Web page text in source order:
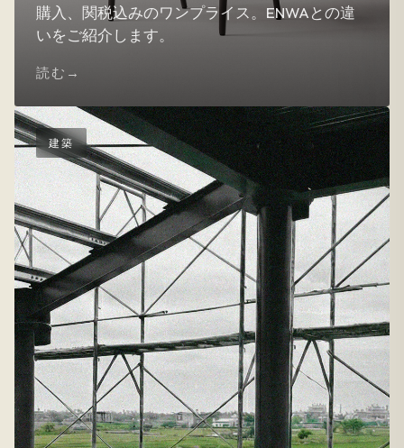
購入、関税込みのワンプライス。ENWAとの違
いをご紹介します。
読む
建築